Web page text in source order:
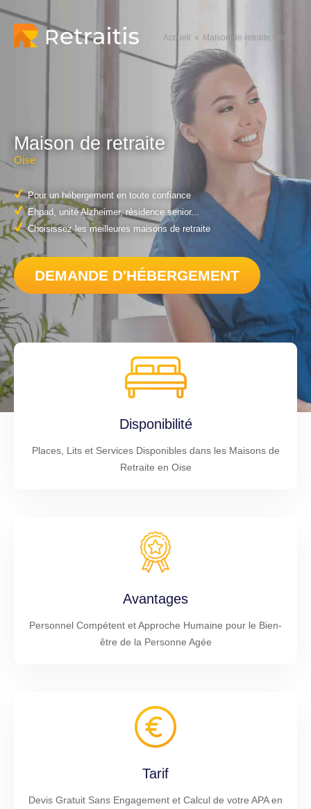
Accueil Maison de retraite Oise
Maison de retraite
Oise
Pour un hébergement en toute confiance
Ehpad, unité Alzheimer, résidence senior...
Choisissez les meilleures maisons de retraite
DEMANDE D'HÉBERGEMENT
Disponibilité
Places, Lits et Services Disponibles dans les Maisons de
Retraite en Oise
Avantages
Personnel Compétent et Approche Humaine pour le Bien-
être de la Personne Agée
Tarif
Devis Gratuit Sans Engagement et Calcul de votre APA en